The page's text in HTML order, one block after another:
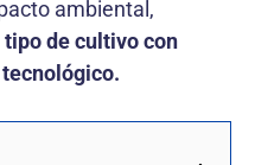
ambiental,
de cultivo con